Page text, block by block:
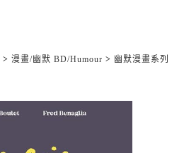
> 漫畫/幽默 BD/Humour > 幽默漫畫系列